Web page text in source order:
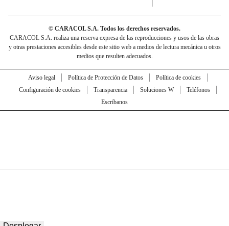
© CARACOL S.A. Todos los derechos reservados.
CARACOL S.A. realiza una reserva expresa de las reproducciones y usos de las obras
y otras prestaciones accesibles desde este sitio web a medios de lectura mecánica u otros
medios que resulten adecuados.
Aviso legal Política de Protección de Datos
Política de cookies
Configuración de cookies
Transparencia Soluciones W
Teléfonos
Escríbanos